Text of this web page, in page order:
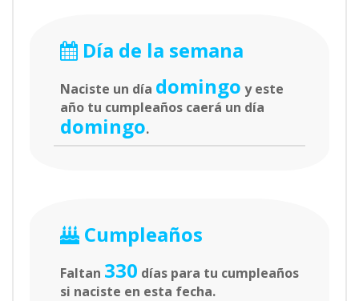
Día de la semana
Naciste un día domingo y este
año tu cumpleaños caerá un día
domingo.
Cumpleaños
Faltan 330 días para tu cumpleaños
si naciste en esta fecha.